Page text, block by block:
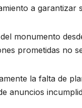
a garantizar
monumento
prometidas no
la falta de
anuncios